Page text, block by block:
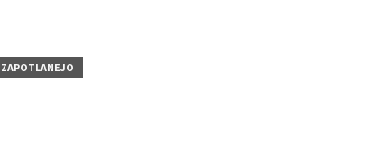
ZAPOTLANEJO